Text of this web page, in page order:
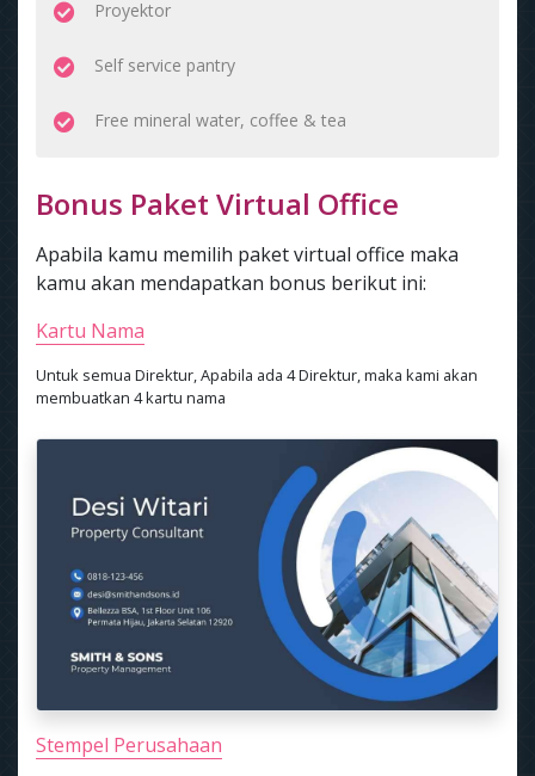
Proyektor
Self service pantry
Free mineral water, coffee & tea
Bonus Paket Virtual Office
Apabila kamu memilih paket virtual office maka
kamu akan mendapatkan bonus berikut ini:
Kartu Nama
Untuk semua Direktur, Apabila ada 4 Direktur, maka kami akan
membuatkan 4 kartu nama
Stempel Perusahaan